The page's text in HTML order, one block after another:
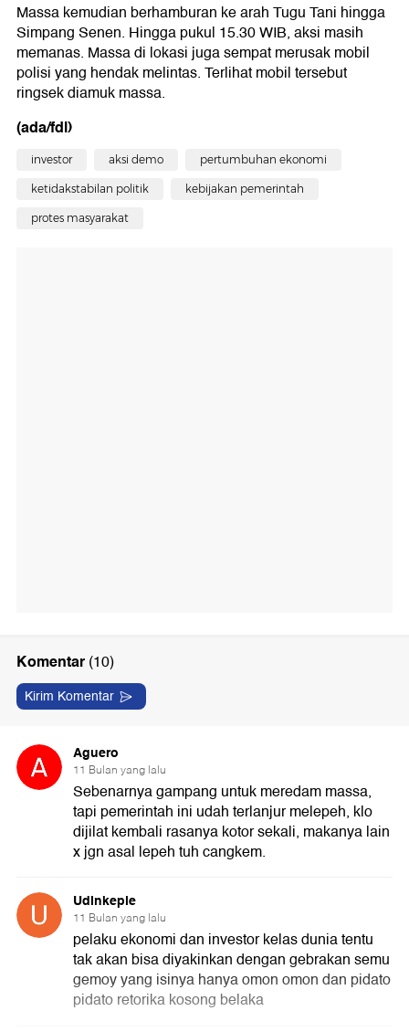
Massa kemudian berhamburan ke arah Tugu Tani hingga
Simpang Senen. Hingga pukul 15.30 WIB, aksi masih
memanas. Massa di lokasi juga sempat merusak mobil
polisi yang hendak melintas. Terlihat mobil tersebut
ringsek diamuk massa.
(ada/fdl)
investor aksi demo pertumbuhan ekonomi
ketidakstabilan politik kebijakan pemerintah
protes masyarakat